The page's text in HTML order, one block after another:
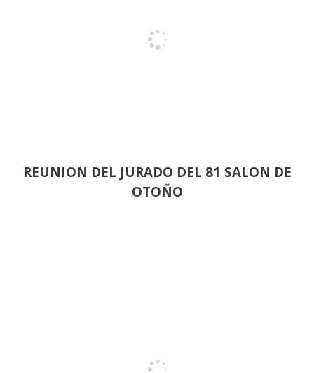
REUNION DEL JURADO DEL 81 SALON DE
OTOÑO